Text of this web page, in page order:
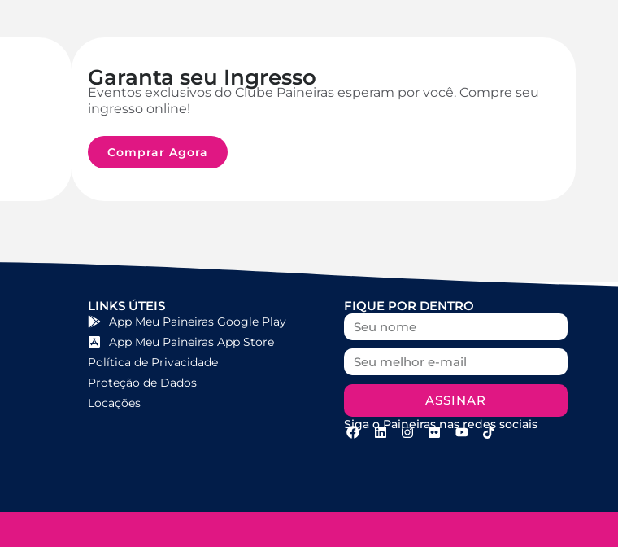
Garanta seu Ingresso
Eventos exclusivos do Clube Paineiras esperam por você. Compre seu
ingresso online!
Comprar Agora
LINKS ÚTEIS
App Meu Paineiras Google Play
App Meu Paineiras App Store
Política de Privacidade
Proteção de Dados
Locações
FIQUE POR DENTRO
ASSINAR
Siga o Paineiras nas redes sociais